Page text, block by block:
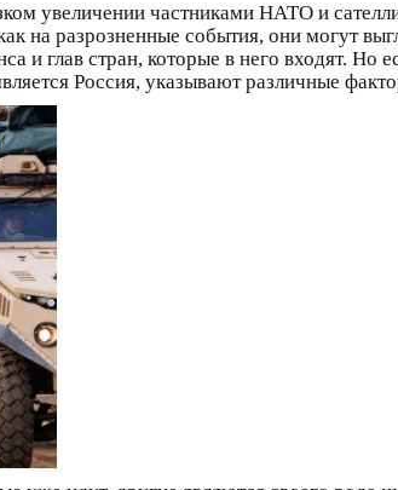
увеличении частниками НАТО и
на разрозненные события, они могут
и глав стран, которые в него входят. Но
Россия, указывают различные